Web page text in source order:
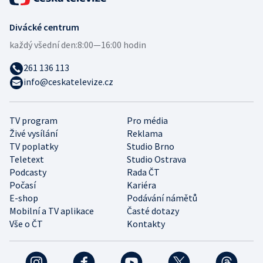
TV program
Pro média
Živé vysílání
Reklama
TV poplatky
Studio Brno
Teletext
Studio Ostrava
Podcasty
Rada ČT
Počasí
Kariéra
E-shop
Podávání námětů
Mobilní a TV aplikace
Časté dotazy
Vše o ČT
Kontakty
Divácké centrum
každý všední den:8:00—16:00 hodin
261 136 113
info@ceskatelevize.cz